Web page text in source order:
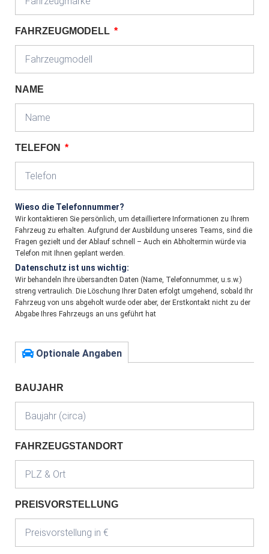
FAHRZEUGMODELL
NAME
TELEFON
Wieso die Telefonnummer?
Wir kontaktieren Sie persönlich, um detailliertere Informationen zu Ihrem
Fahrzeug zu erhalten. Aufgrund der Ausbildung unseres Teams, sind die
Fragen gezielt und der Ablauf schnell – Auch ein Abholtermin würde via
Telefon mit Ihnen geplant werden.
Datenschutz ist uns wichtig:
Wir behandeln Ihre übersandten Daten (Name, Telefonnummer, u.s.w.)
streng vertraulich. Die Löschung Ihrer Daten erfolgt umgehend, sobald Ihr
Fahrzeug von uns abgeholt wurde oder aber, der Erstkontakt nicht zu der
Abgabe Ihres Fahrzeugs an uns geführt hat
Optionale Angaben
BAUJAHR
FAHRZEUGSTANDORT
PREISVORSTELLUNG